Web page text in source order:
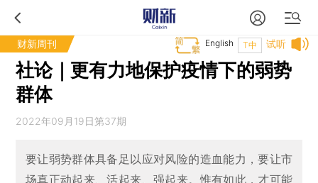
财新周刊 试听
T中
English
社论｜更有力地保护疫情下的弱势
群体
2022年09月19日第37期
要让弱势群体具备足以应对风险的造血能力，要让市
场真正动起来、活起来、强起来。惟有如此，才可能